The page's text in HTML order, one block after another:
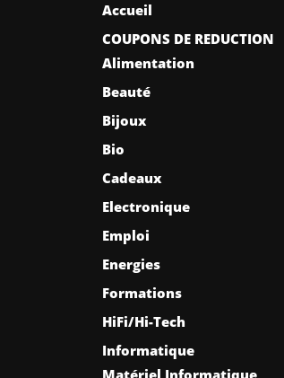
Accueil
COUPONS DE REDUCTION
Alimentation
Beauté
Bijoux
Bio
Cadeaux
Electronique
Emploi
Energies
Formations
HiFi/Hi-Tech
Informatique
Matériel Informatique